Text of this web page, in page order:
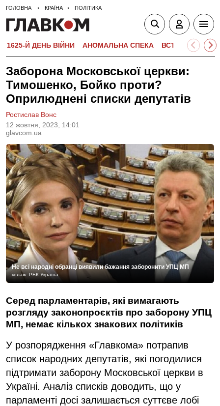
ГОЛОВНА КРАЇНА ПОЛІТИКА
1625-Й ДЕНЬ ВІЙНИ АНОМАЛЬНА СПЕКА ВСТУПНА
Заборона Московської церкви:
Тимошенко, Бойко проти?
Оприлюднені списки депутатів
12 жовтня, 2023, 14:01
glavcom.ua
Ростислав Вонс
Не всі народні обранці виявили бажання заборонити УПЦ МП
колаж: РБК-Україна
Серед парламентарів, які вимагають
розгляду законопроєктів про заборону УПЦ
МП, немає кількох знакових політиків
У розпорядження «Главкома» потрапив
список народних депутатів, які погодилися
підтримати заборону Московської церкви в
Україні. Аналіз списків доводить, що у
парламенті досі залишається суттєве лобі